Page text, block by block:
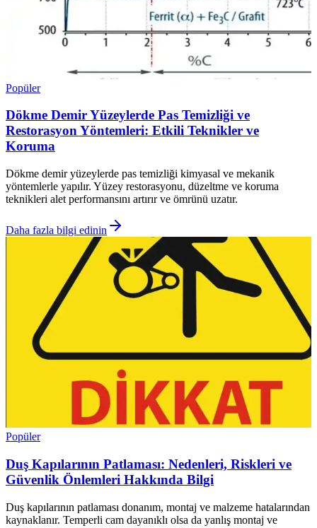
Popüler
Dökme Demir Yüzeylerde Pas Temizliği ve
Restorasyon Yöntemleri: Etkili Teknikler ve
Koruma
Dökme demir yüzeylerde pas temizliği kimyasal ve mekanik
yöntemlerle yapılır. Yüzey restorasyonu, düzeltme ve koruma
teknikleri alet performansını artırır ve ömrünü uzatır.
Daha fazla bilgi edinin
Popüler
Duş Kapılarının Patlaması: Nedenleri, Riskleri ve
Güvenlik Önlemleri Hakkında Bilgi
Duş kapılarının patlaması donanım, montaj ve malzeme hatalarından
kaynaklanır. Temperli cam dayanıklı olsa da yanlış montaj ve